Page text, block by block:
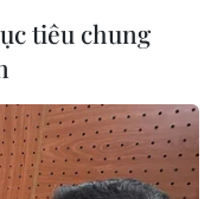
tiêu chung